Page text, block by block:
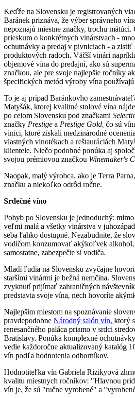
Keďže na Slovensku je registrovaných
Baránek priznáva, že výber správneho
nepoznajú miestne značky, trochu
prieskum o konkrétnych vinárstvach -
ochutnávky a predaj v pivniciach - a zistiť
produktových radoch. Väčší vinári
objemové vína do predajní, ako sú
značkou, ale pre svoje najlepšie ročníky
špecifických metód výroby vína používajú
To je aj prípad Baránkovho
Matyšák, ktorej kvalitné stolové vína
po celom Slovensku pod značkami
značky Prestige a Prestige Gold, čo sú
vinici, ktoré získali medzinárodné
vlastných vinotékach a reštauráciách
klientele. Niečo podobné ponúka aj
svojou prémiovou značkou Winemaker's
Naopak, malý výrobca, ako je Terra
značku a niekoľko odrôd ročne.
Srdečné víno
Pohyb po Slovensku je jednoduchý:
veľmi malá a všetky vinárstva v
seba ľahko dostupné. Nezabudnite, že
vodičom konzumovať akýkoľvek alkohol,
samostatne, zabezpečte si vodiča.
Mladí ľudia na Slovensku zvyčajne
staršími vinármi je bežná nemčina.
zvyknutí prijímať zahraničných
predstavia svoje vína, nech hovoríte
Najlepším miestom na spoznávanie
pravdepodobne Národný salón vín, ktorý
renesančného paláca priamo v srdci
Bratislavy. Ponúka komplexné
vedie každoročne aktualizovaný katalóg
vín podľa hodnotenia odborníkov.
Hodnotiteľka vín Gabriela Rizikyová
kvalitu miestnych ročníkov: "Hlavnou
vín je, že sú "ručne vyrobené" a